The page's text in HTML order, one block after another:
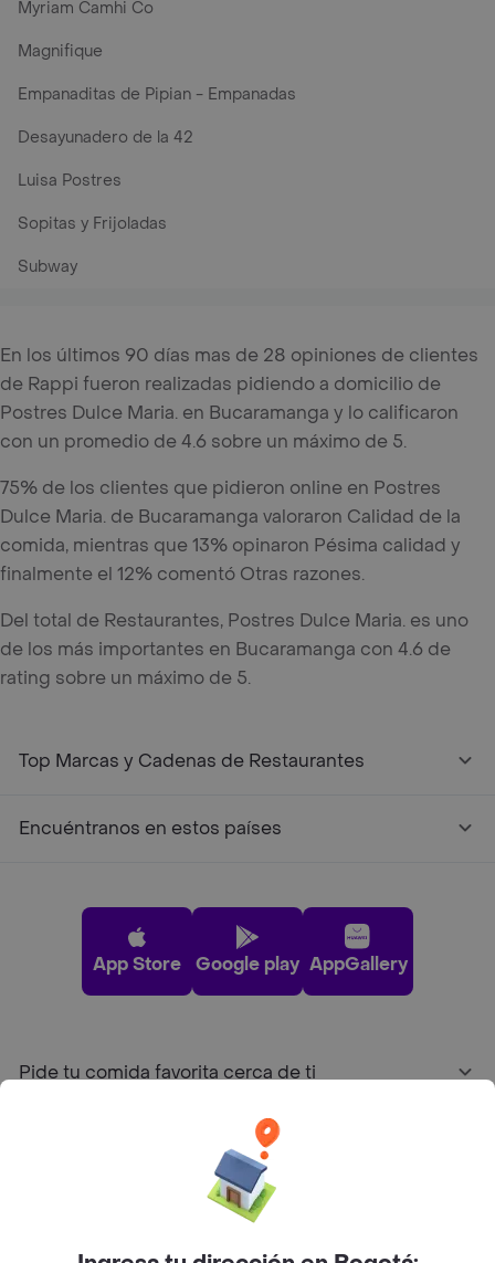
Myriam Camhi Co
Magnifique
Empanaditas de Pipian - Empanadas
Desayunadero de la 42
Luisa Postres
Sopitas y Frijoladas
Subway
En los últimos 90 días mas de 28 opiniones de clientes
de Rappi fueron realizadas pidiendo a domicilio de
Postres Dulce Maria. en Bucaramanga y lo calificaron
con un promedio de 4.6 sobre un máximo de 5.
75% de los clientes que pidieron online en Postres
Dulce Maria. de Bucaramanga valoraron Calidad de la
comida, mientras que 13% opinaron Pésima calidad y
finalmente el 12% comentó Otras razones.
Del total de Restaurantes, Postres Dulce Maria. es uno
de los más importantes en Bucaramanga con 4.6 de
rating sobre un máximo de 5.
Top Marcas y Cadenas de Restaurantes
Encuéntranos en estos países
App Store Google play AppGallery
Pide tu comida favorita cerca de ti